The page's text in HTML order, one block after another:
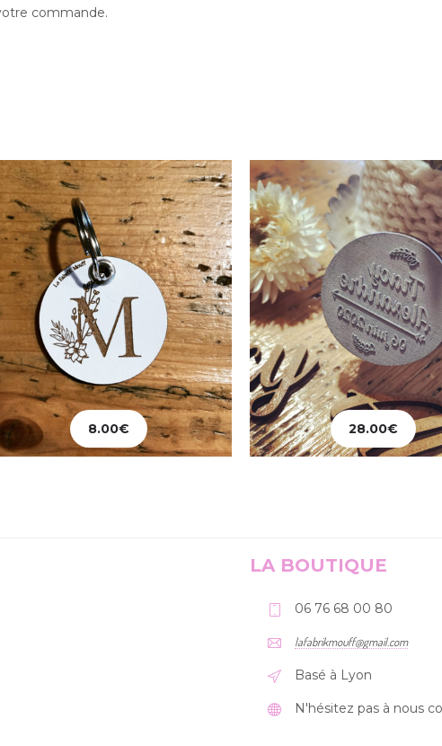
commande.
8.00€ 28.00€
LA BOUTIQUE
06 76 68 00 80
lafabrikmouff@gmail.com
Basé à Lyon
N'hésitez pas à nous